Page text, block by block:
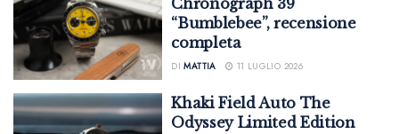
“Bumblebee”, recensione
completa
DI MATTIA 11 LUGLIO 2026
Khaki Field Auto The
Odyssey Limited Edition